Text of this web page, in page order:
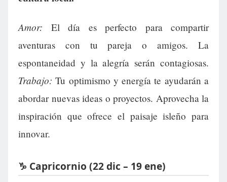
Amor: El día es perfecto para compartir
aventuras con tu pareja o amigos. La
espontaneidad y la alegría serán contagiosas.
Trabajo: Tu optimismo y energía te ayudarán a
abordar nuevas ideas o proyectos. Aprovecha la
inspiración que ofrece el paisaje isleño para
innovar.
♑ Capricornio (22 dic – 19 ene)